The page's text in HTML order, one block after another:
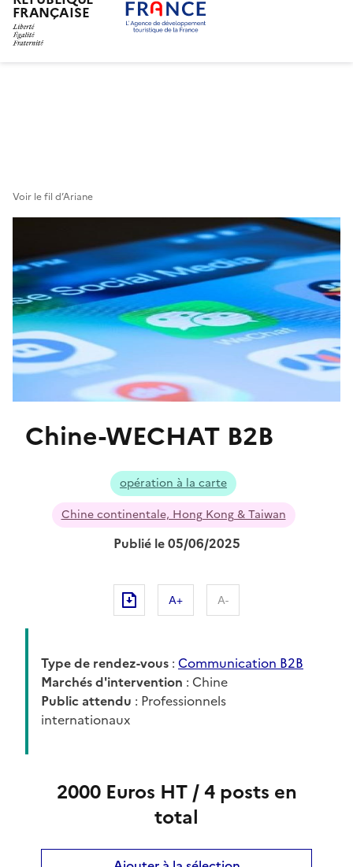
FRANÇAISE
Voir le fil d’Ariane
Chine-WECHAT B2B
opération à la carte
Chine continentale, Hong Kong & Taiwan
Publié le 05/06/2025
A+ A-
Type de rendez-vous : Communication B2B
Marchés d'intervention : Chine
Public attendu : Professionnels
internationaux
2000 Euros HT / 4 posts en
total